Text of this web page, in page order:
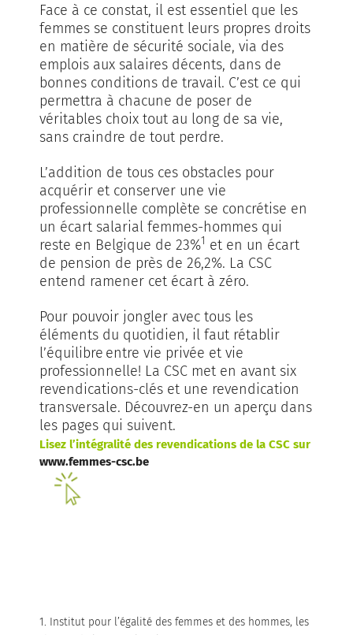
Face à ce constat, il est essentiel que les
femmes se constituent leurs propres droits
en matière de sécurité sociale, via des
emplois aux salaires décents, dans de
bonnes conditions de travail. C’est ce qui
permettra à chacune de poser de
véritables choix tout au long de sa vie,
sans craindre de tout perdre.
L’addition de tous ces obstacles pour
acquérir et conserver une vie
professionnelle complète se concrétise en
un écart salarial femmes-hommes qui
reste en Belgique de 23%1 et en un écart
de pension de près de 26,2%. La CSC
entend ramener cet écart à zéro.
Pour pouvoir jongler avec tous les
éléments du quotidien, il faut rétablir
l’équilibre entre vie privée et vie
professionnelle! La CSC met en avant six
revendications-clés et une revendication
transversale. Découvrez-en un aperçu dans
les pages qui suivent.
Lisez l’intégralité des revendications de la CSC sur
www.femmes-csc.be
1. Institut pour l’égalité des femmes et des hommes, les